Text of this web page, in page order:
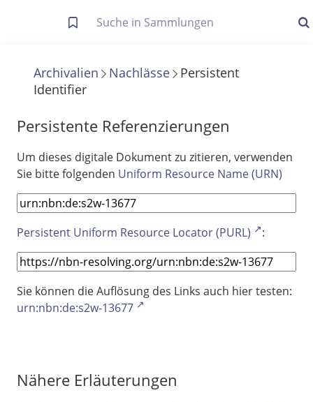
Letzte Trefferliste
Die letzte Trefferliste besteht aus Ihrer letzten Suche, samt
Anzeigen
Zuletzt gesucht
Noch keine Suchworte
Info zu Suchanfragen
Archivalien Nachlässe
Persistent
Identifier
Persistente Referenzierungen
Um dieses digitale Dokument zu zitieren, verwenden
Sie bitte folgenden Uniform Resource Name (URN)
Persistent Uniform Resource Locator (PURL) :
Sie können die Auflösung des Links auch hier testen:
urn:nbn:de:s2w-13677
Nähere Erläuterungen